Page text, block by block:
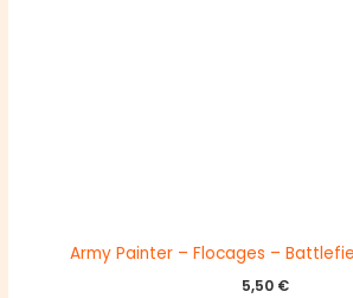
Army Painter – Flocages –
5,50 €